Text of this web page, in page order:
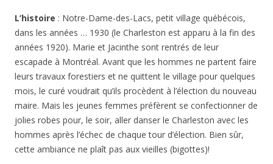
L’histoire : Notre-Dame-des-Lacs, petit village québécois,
dans les années … 1930 (le Charleston est apparu à la fin des
années 1920). Marie et Jacinthe sont rentrés de leur
escapade à Montréal. Avant que les hommes ne partent faire
leurs travaux forestiers et ne quittent le village pour quelques
mois, le curé voudrait qu’ils procèdent à l’élection du nouveau
maire. Mais les jeunes femmes préfèrent se confectionner de
jolies robes pour, le soir, aller danser le Charleston avec les
hommes après l’échec de chaque tour d’élection. Bien sûr,
cette ambiance ne plaît pas aux vieilles (bigottes)!